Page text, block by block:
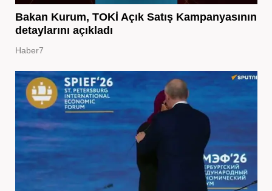
Bakan Kurum, TOKİ Açık Satış Kampanyasının
detaylarını açıkladı
Haber7